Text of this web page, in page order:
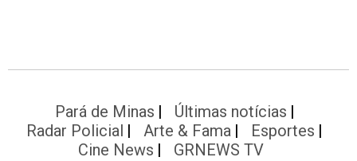
Pará de Minas
Últimas notícias
Radar Policial
Arte & Fama
Esportes
Cine News
GRNEWS TV